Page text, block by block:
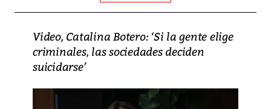
Video, Catalina Botero: ‘Si la gente elige
criminales, las sociedades deciden
suicidarse’